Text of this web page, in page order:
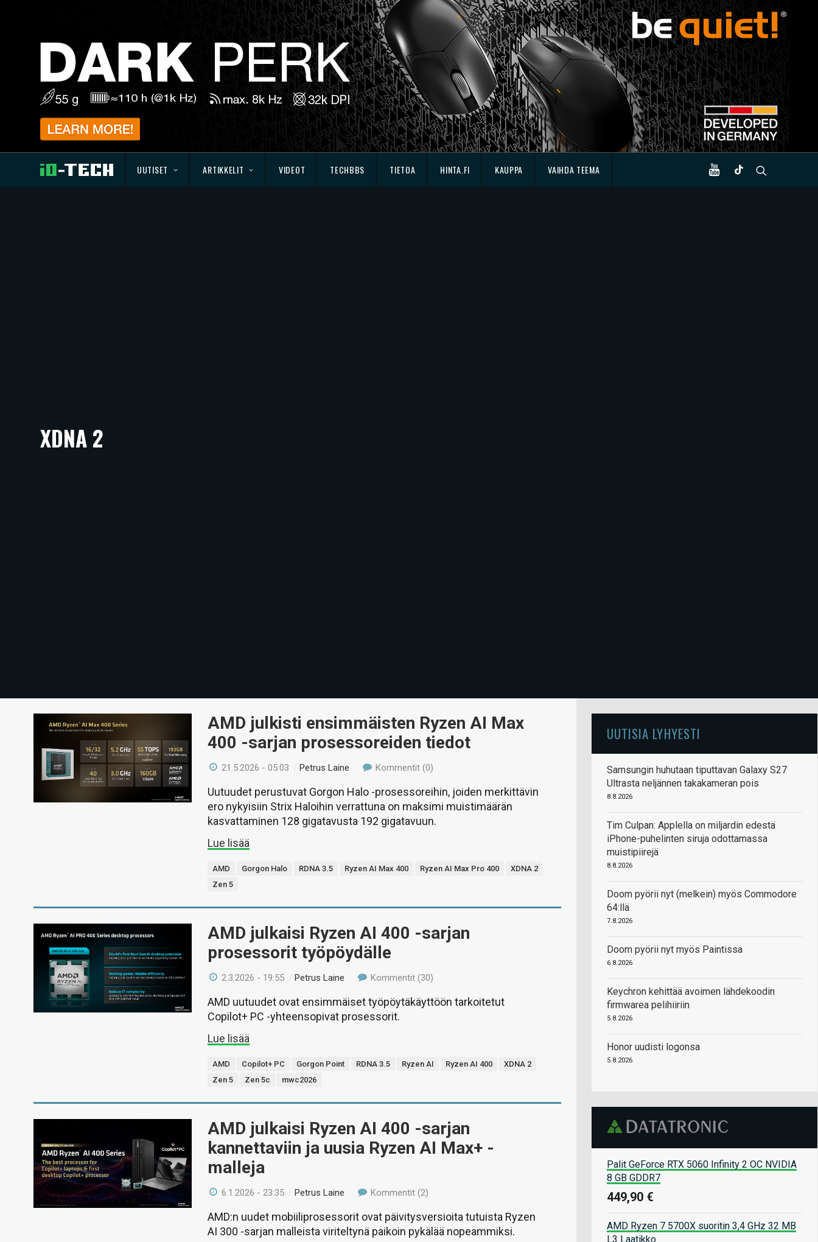
UUTISET ARTIKKELIT VIDEOT TECHBBS TIETOA HINTA.FI KAUPPA VAIHDA TEEMA
XDNA 2
AMD julkisti ensimmäisten Ryzen AI Max
400 -sarjan prosessoreiden tiedot
21.5.2026 - 05:03 /Petrus Laine Kommentit (0)
Uutuudet perustuvat Gorgon Halo -prosessoreihin, joiden merkittävin
ero nykyisiin Strix Haloihin verrattuna on maksimi muistimäärän
kasvattaminen 128 gigatavusta 192 gigatavuun.
Lue lisää
AMD Gorgon Halo RDNA 3.5 Ryzen AI Max 400 Ryzen AI Max Pro 400
XDNA 2
Zen 5
AMD julkaisi Ryzen AI 400 -sarjan
prosessorit työpöydälle
2.3.2026 - 19:55 /Petrus Laine Kommentit (30)
AMD uutuudet ovat ensimmäiset työpöytäkäyttöön tarkoitetut
Copilot+ PC -yhteensopivat prosessorit.
Lue lisää
AMD Copilot+ PC Gorgon Point RDNA 3.5 Ryzen AI Ryzen AI 400
XDNA 2
Zen 5
Zen 5c mwc2026
AMD julkaisi Ryzen AI 400 -sarjan
kannettaviin ja uusia Ryzen AI Max+ -
malleja
6.1.2026 - 23:35 /Petrus Laine Kommentit (2)
AMD:n uudet mobiiliprosessorit ovat päivitysversioita tutuista Ryzen
AI 300 -sarjan malleista viriteltynä paikoin pykälää nopeammiksi.
UUTISIA LYHYESTI
Samsungin huhutaan tiputtavan Galaxy S27
Ultrasta neljännen takakameran pois
8.8.2026
Tim Culpan: Applella on miljardin edestä
iPhone-puhelinten siruja odottamassa
muistipiirejä
8.8.2026
Doom pyörii nyt (melkein) myös Commodore
64:llä
7.8.2026
Doom pyörii nyt myös Paintissa
6.8.2026
Keychron kehittää avoimen lähdekoodin
firmwarea pelihiiriin
5.8.2026
Honor uudisti logonsa
5.8.2026
Palit GeForce RTX 5060 Infinity 2 OC NVIDIA
8 GB GDDR7
449,90 €
AMD Ryzen 7 5700X suoritin 3,4 GHz 32 MB
L3 Laatikko